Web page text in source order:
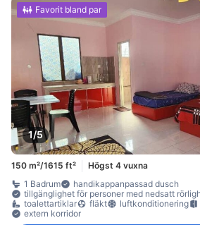
1/5
Favorit bland par
150 m²/1615 ft²
Högst 4 vuxna
1 Badrum
handikappanpassad dusch
tillgänglighet för personer med nedsatt
toalettartiklar
fläkt luftkonditionering
extern korridor